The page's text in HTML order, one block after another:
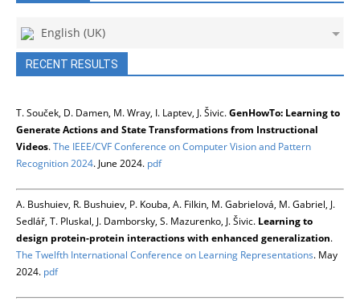
English (UK)
RECENT RESULTS
T. Souček, D. Damen, M. Wray, I. Laptev, J. Šivic.GenHowTo: Learning to
Generate Actions and State Transformations from Instructional
Videos.The IEEE/CVF Conference on Computer Vision and Pattern
Recognition 2024. June 2024. pdf
A. Bushuiev, R. Bushuiev, P. Kouba, A. Filkin, M. Gabrielová, M. Gabriel, J.
Sedlář, T. Pluskal, J. Damborsky, S. Mazurenko, J. Šivic. Learning to
design protein-protein interactions with enhanced generalization.
The Twelfth International Conference on Learning Representations. May
2024. pdf